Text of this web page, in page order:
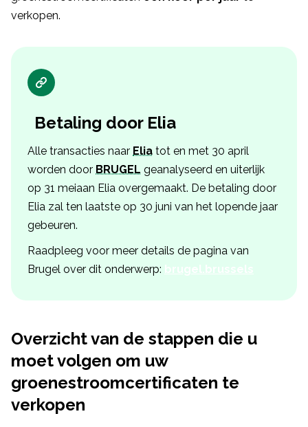
verkopen.
Betaling door Elia
Alle transacties naar Elia tot en met 30 april
worden door BRUGEL geanalyseerd en uiterlijk
op 31 meiaan Elia overgemaakt. De betaling door
Elia zal ten laatste op 30 juni van het lopende jaar
gebeuren.
Raadpleeg voor meer details de pagina van
Brugel over dit onderwerp: brugel.brussels
Overzicht van de stappen die u
moet volgen om uw
groenestroomcertificaten te
verkopen